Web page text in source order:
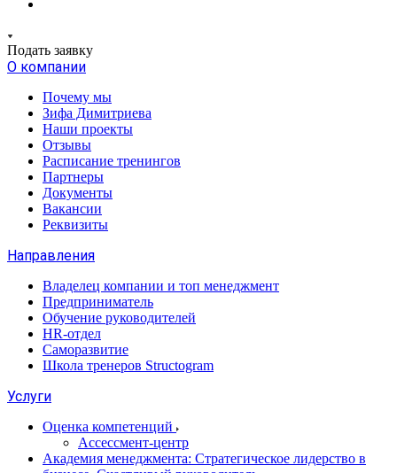
Подать заявку
О компании
Почему мы
Зифа Димитриева
Наши проекты
Отзывы
Расписание тренингов
Партнеры
Документы
Вакансии
Реквизиты
Направления
Владелец компании и топ менеджмент
Предприниматель
Обучение руководителей
HR-отдел
Саморазвитие
Школа тренеров Structogram
Услуги
Оценка компетенций
Ассессмент-центр
Академия менеджмента: Стратегическое лидерство в